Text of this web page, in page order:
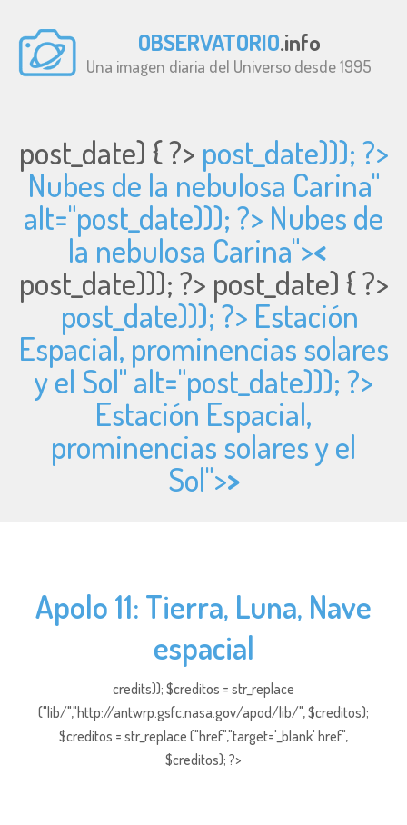
OBSERVATORIO.info
Una imagen diaria del Universo desde 1995
post_date) { ?> post_date))); ?>
Nubes de la nebulosa Carina"
alt="post_date))); ?> Nubes de
la nebulosa Carina"><
post_date))); ?> post_date) { ?>
post_date))); ?> Estación
Espacial, prominencias solares
y el Sol" alt="post_date))); ?>
Estación Espacial,
prominencias solares y el
Sol">>
Apolo 11: Tierra, Luna, Nave
espacial
credits)); $creditos = str_replace
("lib/","http://antwrp.gsfc.nasa.gov/apod/lib/", $creditos);
$creditos = str_replace ("href","target='_blank' href",
$creditos); ?>